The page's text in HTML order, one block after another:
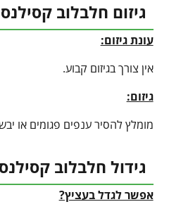
גיזום חלבלוב
עונת גיזום:
אין צורך בגיזום קבוע.
גיזום:
מומלץ להסיר ענפים פגומים או
גידול חלבלוב
אפשר לגדל בעציץ?